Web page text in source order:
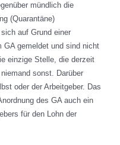
mündlich die
(Quarantäne)
auf Grund einer
GA gemeldet und sind nicht
einzige Stelle, die derzeit
sonst. Darüber
oder der Arbeitgeber. Das
des GA auch ein
für den Lohn der